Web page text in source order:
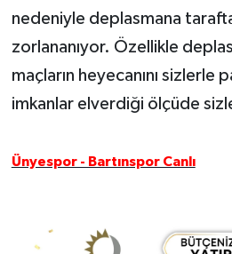
nedeniyle deplasmana
zorlananıyor. Özellikle
maçların heyecanını sizlerle
imkanlar elverdiği ölçüde
Ünyespor - Bartınspor Canlı